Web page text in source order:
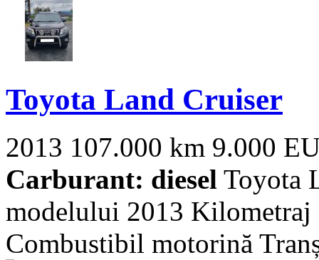
Toyota Land Cruiser
2013 107.000 km 9.000
Carburant: diesel Toyota
modelului 2013 Kilometraj
Combustibil motorină